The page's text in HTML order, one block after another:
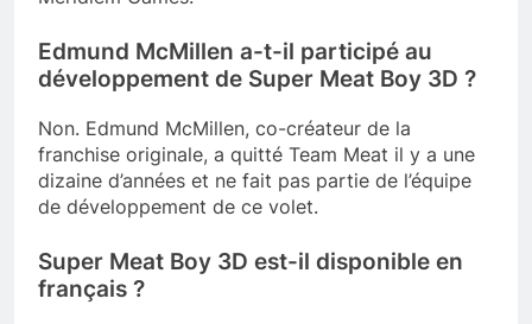
Edmund McMillen a-t-il participé au
développement de Super Meat Boy 3D ?
Non. Edmund McMillen, co-créateur de la
franchise originale, a quitté Team Meat il y a une
dizaine d’années et ne fait pas partie de l’équipe
de développement de ce volet.
Super Meat Boy 3D est-il disponible en
français ?